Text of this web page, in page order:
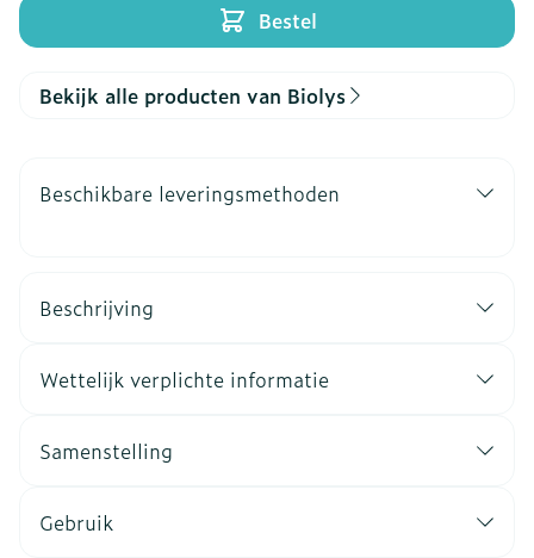
Bestel
Bekijk alle producten van Biolys
Beschikbare leveringsmethoden
Beschrijving
Wettelijk verplichte informatie
Samenstelling
Gebruik